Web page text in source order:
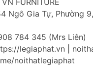
FURNITURE
Ngô Gia Tự, Phường
784 345 (Mrs Liên)
legiaphat.vn |
noithatlegiaphat